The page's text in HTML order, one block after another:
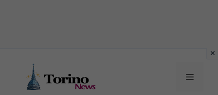
contenuto
MENU